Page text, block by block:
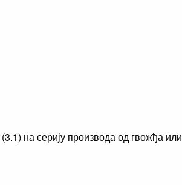
(3.1) на серију производа од гвожђа или